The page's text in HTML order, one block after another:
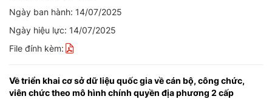
Ngày ban hành: 14/07/2025
Ngày hiệu lực: 14/07/2025
File đính kèm:
Về triển khai cơ sở dữ liệu quốc gia về cán bộ, công chức,
viên chức theo mô hình chính quyền địa phương 2 cấp